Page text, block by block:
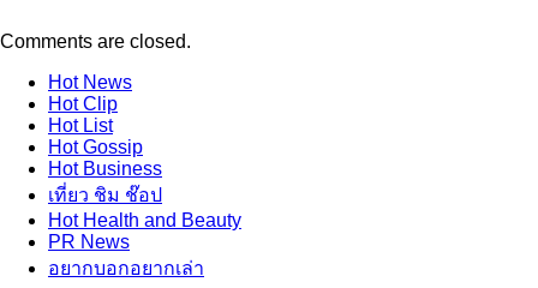
Comments are closed.
HotNews
HotClip
HotList
HotGossip
HotBusiness
เที่ยว ชิม ช๊อป
HotHealth and Beauty
PR News
อยากบอกอยากเล่า